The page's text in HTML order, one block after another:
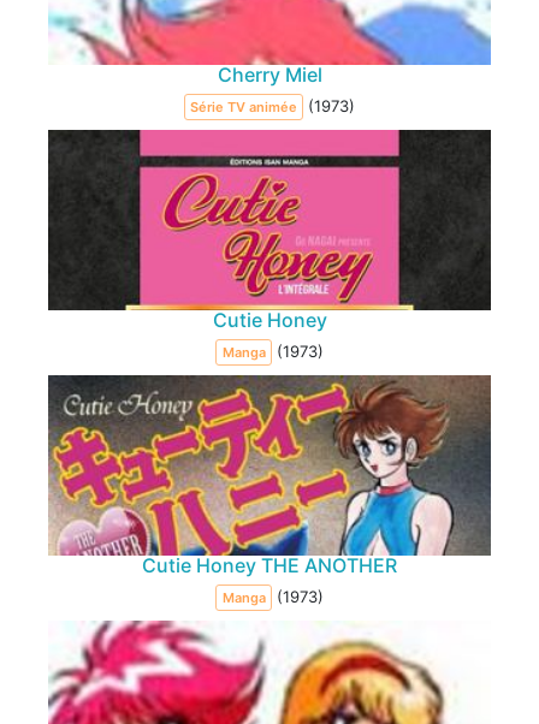
Cherry Miel
Série TV animée (1973)
Cutie Honey
Manga (1973)
Cutie Honey THE ANOTHER
Manga (1973)